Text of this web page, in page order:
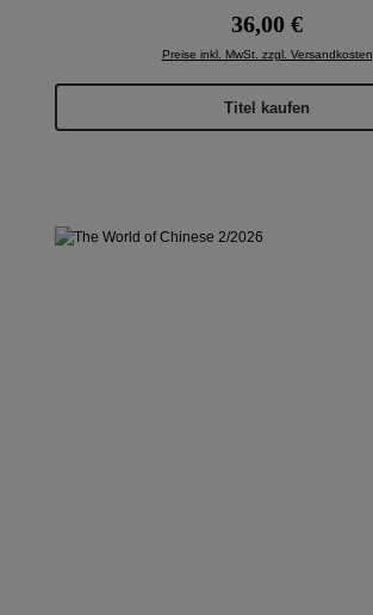
Regulärer Preis:
36,00 €
Preise inkl. MwSt. zzgl. Versandkosten
Titel kaufen